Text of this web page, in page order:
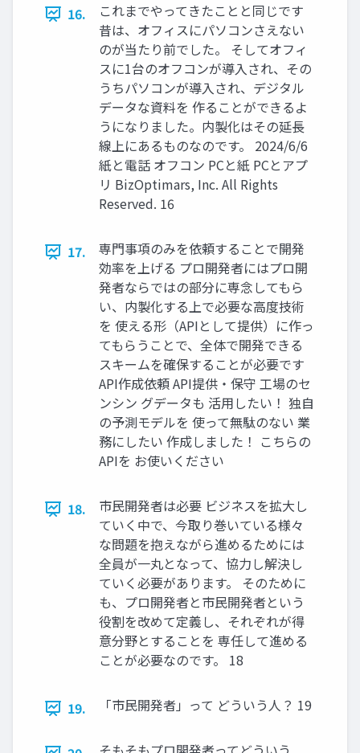
16.
これまでやってきたことと同じです
昔は、オフィスにパソコンさえない
のが当たり前でした。 そしてオフィ
スに1台のオフコンが導入され、その
うちパソコンが導入され、デジタル
データな資料を 作ることができるよ
うになりました。内製化はその延長
線上にあるものなのです。 2024/6/6
紙と電話 オフコン PCと紙 PCとアプ
リ BizOptimars, Inc. All Rights
Reserved. 16
17.
専門事項のみを依頼することで開発
効率を上げる プロ開発者にはプロ開
発者ならではの部分に専念してもら
い、内製化する上で必要な高度技術
を 使える形（APIとして提供）に作っ
てもらうことで、全体で開発できる
スキームを確保することが必要です
API作成依頼 API提供・保守 工場のセ
ンシン グデータも 活用したい！ 独自
の予測モデルを 使って無駄のない 業
務にしたい 作成しました！ こちらの
APIを お使いください
18.
市民開発者は必要 ビジネスを拡大し
ていく中で、今取り巻いている様々
な問題を抱えながら進めるためには
全員が一丸となって、協力し解決し
ていく必要があります。 そのために
も、プロ開発者と市民開発者という
役割を改めて定義し、それぞれが得
意分野とすることを 専任して進める
ことが必要なのです。 18
19. 「市民開発者」って どういう人？ 19